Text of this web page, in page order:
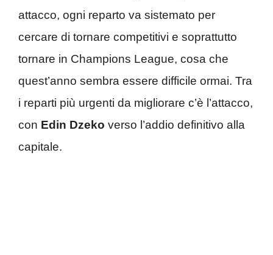
attacco, ogni reparto va sistemato per
cercare di tornare competitivi e soprattutto
tornare in Champions League, cosa che
quest’anno sembra essere difficile ormai. Tra
i reparti più urgenti da migliorare c’è l’attacco,
con Edin Dzeko verso l’addio definitivo alla
capitale.